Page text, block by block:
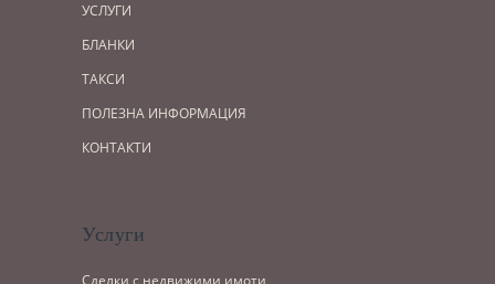
УСЛУГИ
БЛАНКИ
ТАКСИ
ПОЛЕЗНА ИНФОРМАЦИЯ
КОНТАКТИ
Услуги
Сделки с недвижими имоти